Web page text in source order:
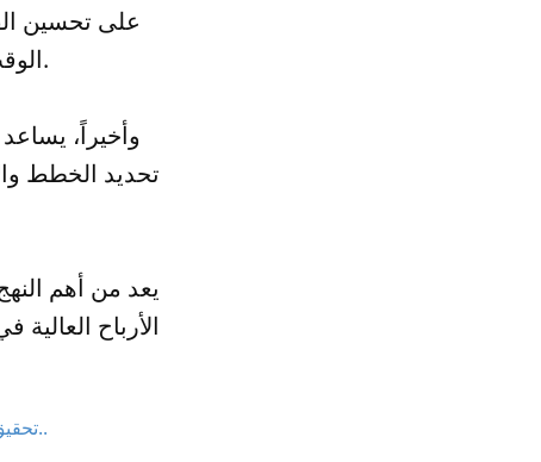
الوقت المناسب، وبالتالي يتم تحقيق الأرباح المرجوة بشكل أكبر.
وأخيراً،
تحديد الخطط
الأرباح
تحقيق أقصى عوائد وتقليل المخاطر: فوائد محفظة الأسهم المتنوعة في سوق ال..